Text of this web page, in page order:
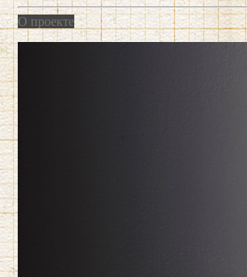
О проекте